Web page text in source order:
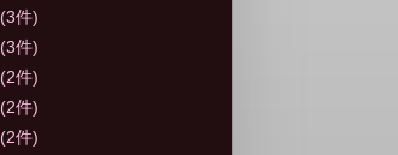
(3件)
(3件)
(2件)
(2件)
(2件)